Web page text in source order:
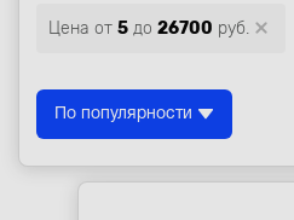
Контакты
Акции
Цена от 5 до 26700 руб.
По популярности